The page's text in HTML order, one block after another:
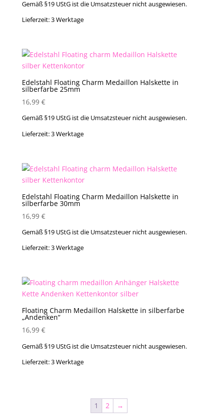
Gemäß §19 UStG ist die Umsatzsteuer nicht ausgewiesen.
Lieferzeit:3 Werktage
Edelstahl Floating Charm Medaillon Halskette in
silberfarbe 25mm
16,99 €
Gemäß §19 UStG ist die Umsatzsteuer nicht ausgewiesen.
Lieferzeit:3 Werktage
Edelstahl Floating Charm Medaillon Halskette in
silberfarbe 30mm
16,99 €
Gemäß §19 UStG ist die Umsatzsteuer nicht ausgewiesen.
Lieferzeit:3 Werktage
Floating Charm Medaillon Halskette in silberfarbe
„Andenken“
16,99 €
Gemäß §19 UStG ist die Umsatzsteuer nicht ausgewiesen.
Lieferzeit:3 Werktage
1 2 →